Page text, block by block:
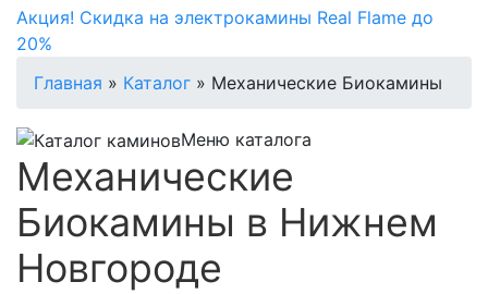
Акция! Скидка на электрокамины Real Flame до
20%
Главная » Каталог » Механические Биокамины
Меню каталога
Механические
Биокамины в Нижнем
Новгороде